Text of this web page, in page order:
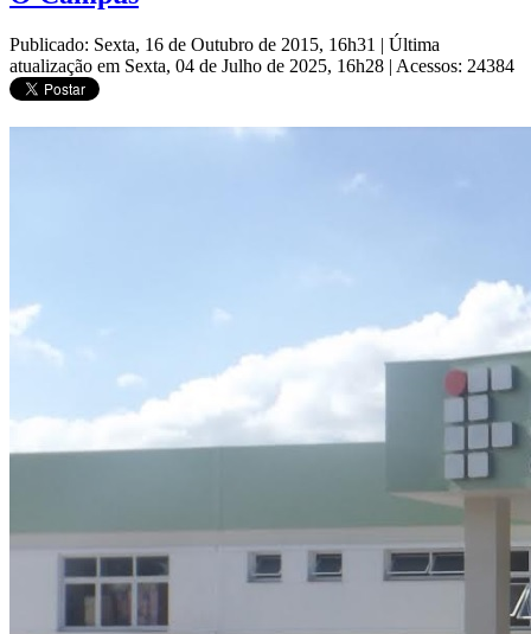
Publicado: Sexta, 16 de Outubro de 2015, 16h31 | Última
atualização em Sexta, 04 de Julho de 2025, 16h28 | Acessos: 24384